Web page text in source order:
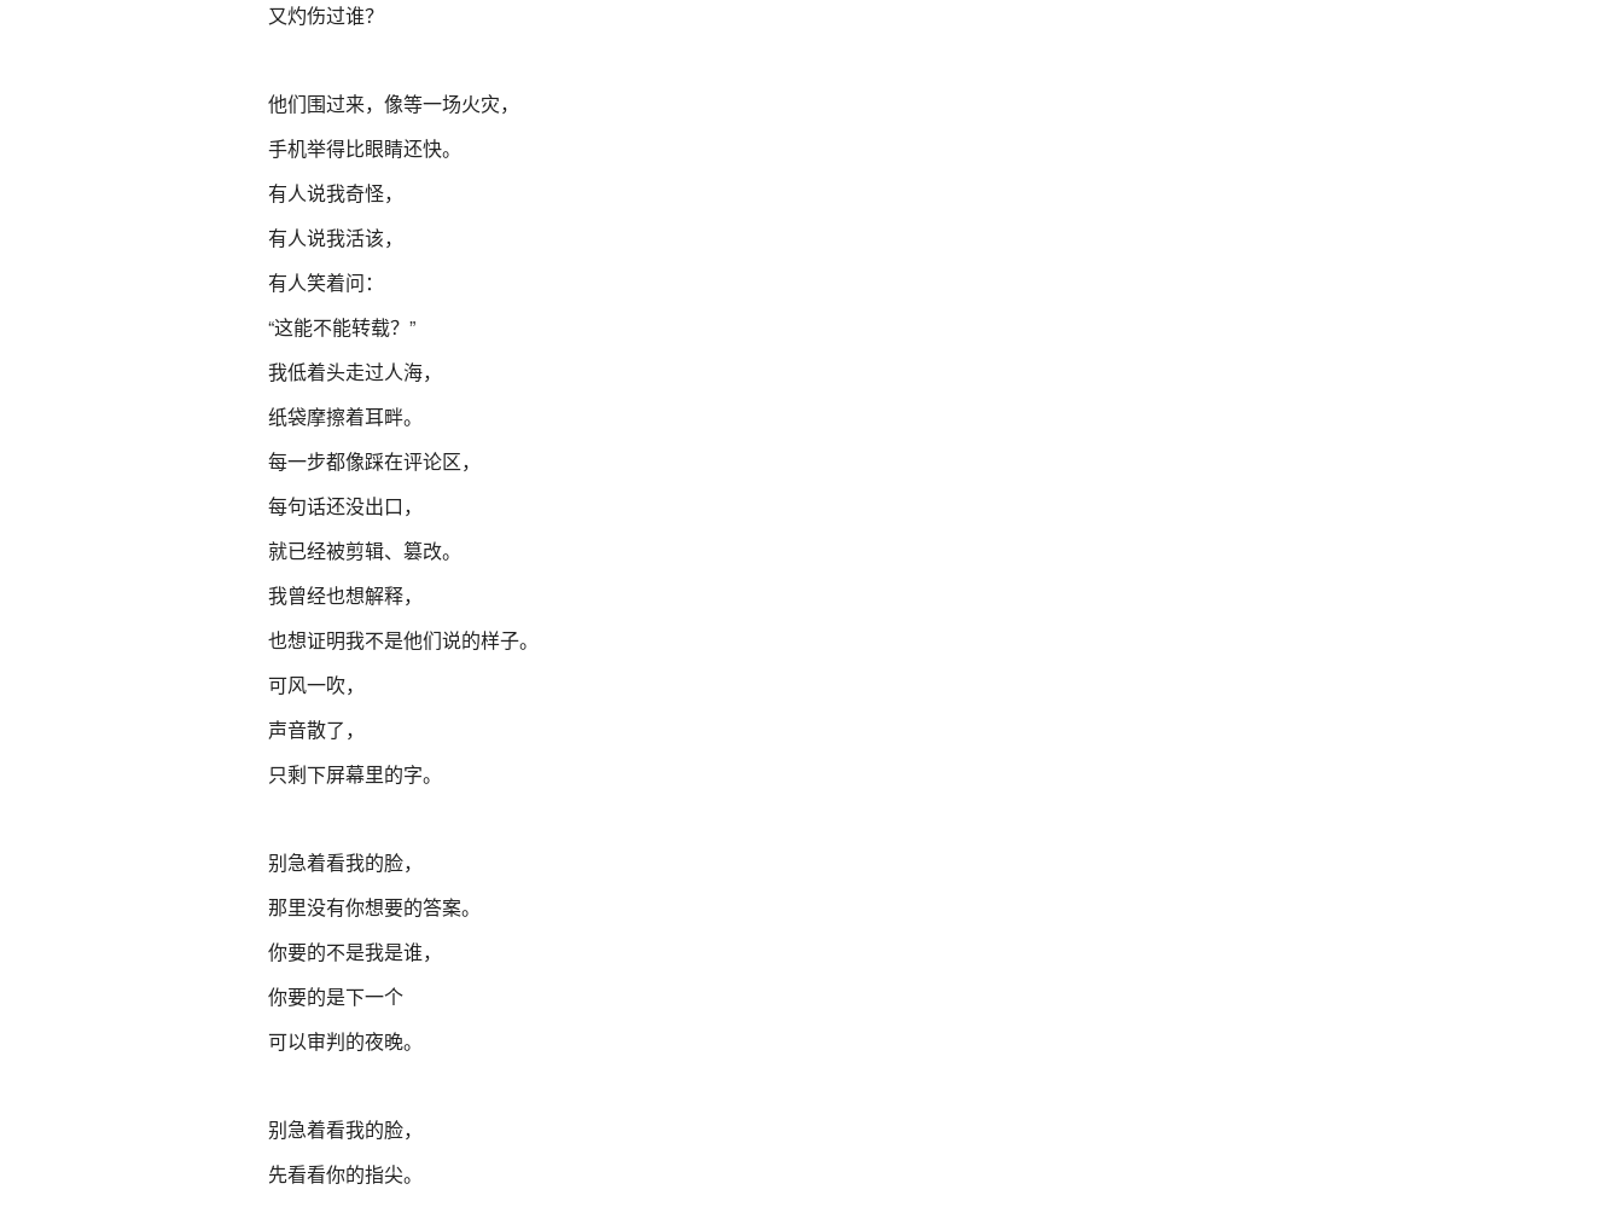
又灼伤过谁？
他们围过来，像等一场火灾，
手机举得比眼睛还快。
有人说我奇怪，
有人说我活该，
有人笑着问：
“这能不能转载？”
我低着头走过人海，
纸袋摩擦着耳畔。
每一步都像踩在评论区，
每句话还没出口，
就已经被剪辑、篡改。
我曾经也想解释，
也想证明我不是他们说的样子。
可风一吹，
声音散了，
只剩下屏幕里的字。
别急着看我的脸，
那里没有你想要的答案。
你要的不是我是谁，
你要的是下一个
可以审判的夜晚。
别急着看我的脸，
先看看你的指尖。